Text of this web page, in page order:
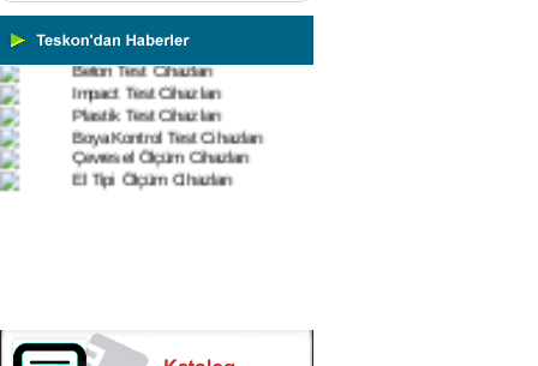
Çekme Kopma Test Cihazları
Impact Test Cihazları
Plastik Test Cihazları
Boya Kontrol Test Cihazları
Çevresel Ölçüm Cihazları
El Tipi Ölçüm Cihazları